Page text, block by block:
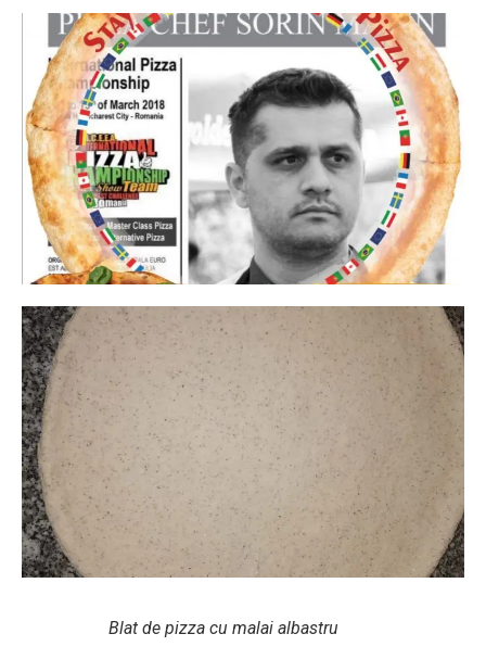
Blat de pizza cu malai albastru